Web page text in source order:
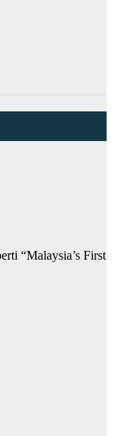
“Malaysia’s First